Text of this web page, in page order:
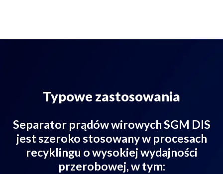
Typowe zastosowania
Separator prądów wirowych SGM DIS
jest szeroko stosowany w procesach
recyklingu o wysokiej wydajności
przerobowej, w tym: